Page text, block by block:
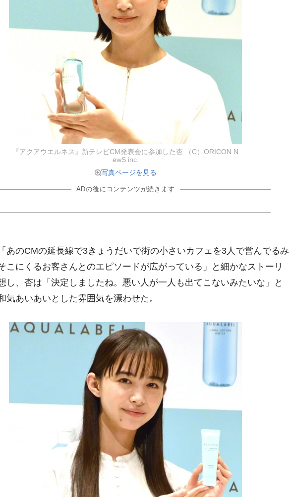
『アクアウエルネス』新テレビCM発表会に参加した杏 （C）ORICON N
ewS inc.
写真ページを見る
ADの後にコンテンツが続きます
あのCMの延長線で3きょうだいで街の小さいカフェを3人で営んでるみ
こにくるお客さんとのエピソードが広がっている」と細かなストーリ
し、杏は「決定しましたね。悪い人が一人も出てこないみたいな」と
気あいあいとした雰囲気を漂わせた。